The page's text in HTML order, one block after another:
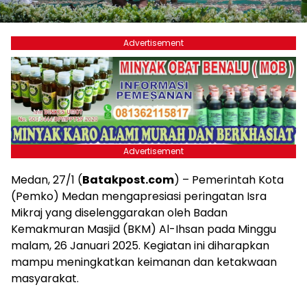
Advertisement
Advertisement
Medan, 27/1 (Batakpost.com) – Pemerintah Kota
(Pemko) Medan mengapresiasi peringatan Isra
Mikraj yang diselenggarakan oleh Badan
Kemakmuran Masjid (BKM) Al-Ihsan pada Minggu
malam, 26 Januari 2025. Kegiatan ini diharapkan
mampu meningkatkan keimanan dan ketakwaan
masyarakat.